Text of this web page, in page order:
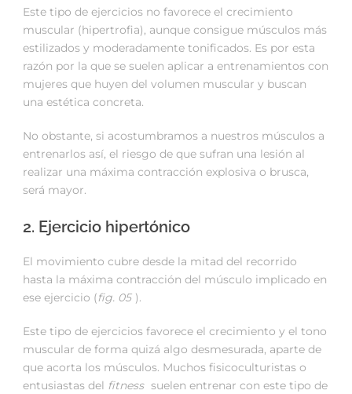
Este tipo de ejercicios no favorece el crecimiento
muscular (hipertrofia), aunque consigue músculos más
estilizados y moderadamente tonificados. Es por esta
razón por la que se suelen aplicar a entrenamientos con
mujeres que huyen del volumen muscular y buscan
una estética concreta.
No obstante, si acostumbramos a nuestros músculos a
entrenarlos así, el riesgo de que sufran una lesión al
realizar una máxima contracción explosiva o brusca,
será mayor.
2. Ejercicio hipertónico
El movimiento cubre desde la mitad del recorrido
hasta la máxima contracción del músculo implicado en
ese ejercicio (fig. 05 ).
Este tipo de ejercicios favorece el crecimiento y el tono
muscular de forma quizá algo desmesurada, aparte de
que acorta los músculos. Muchos fisicoculturistas o
entusiastas del fitness suelen entrenar con este tipo de